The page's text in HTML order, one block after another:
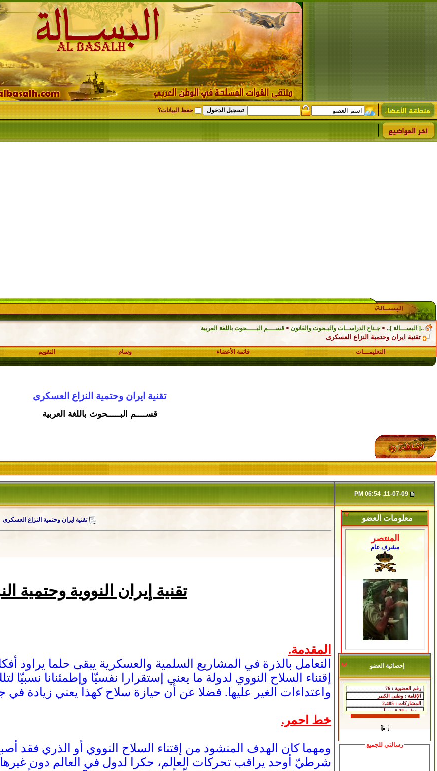
حفظ البيانات؟
..[ البســـالة ].. > جـناح الدراســات والبـحوث والقانون > قســــم البـــــحوث باللغة العربية
تقنية ايران وحتمية النزاع العسكرى
التعليمـــات قائمة الأعضاء وسام التقويم
تقنية ايران وحتمية النزاع العسكرى
قســــم البـــــحوث باللغة العربية
معلومات العضو
المنتصر
مشرف عام
إحصائية العضو
رسالتي للجميع
تقنية ايران وحتمية النزاع العسكرى
تقنية إيران النووية وحتمية
المقدمة.
التعامل بالذرة في المشاريع السلمية والعسكرية يبقى حلما يراود
إقتناء السلاح النووي لدولة ما يعني إستقرارا نفسيّا وإطمئنانا نسبيّا
واعتداءات الغير عليها. فضلا عن أن حيازة سلاح كهذا يعني زيادة
خط احمر.
ومهما كان الهدف المنشود من إقتناء السلاح النووي أو الذري فقد
شرطيّ أوحد يراقب تحركات العالم، حكرا لدول في العالم دون